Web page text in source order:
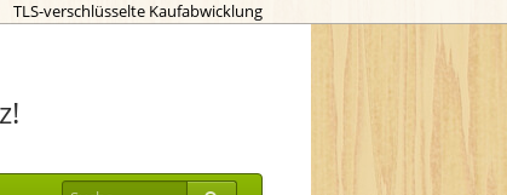
TLS-verschlüsselte Kaufabwicklung